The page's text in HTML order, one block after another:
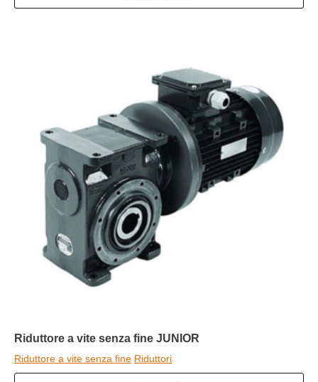
Riduttore a vite senza fine JUNIOR
Riduttore a vite senza fine Riduttori